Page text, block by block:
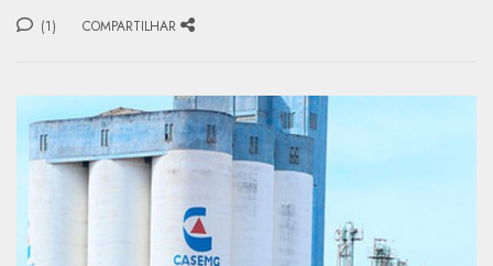
(1) COMPARTILHAR